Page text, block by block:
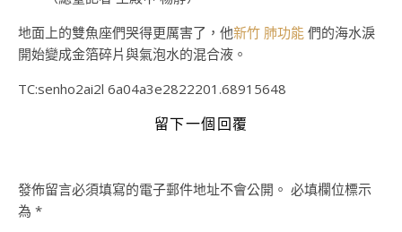
地面上的雙魚座們哭得更厲害了，他新竹 肺功能 們的海水淚
開始變成金箔碎片與氣泡水的混合液。
TC:senho2ai2l 6a04a3e2822201.68915648
留下一個回覆
發佈留言必須填寫的電子郵件地址不會公開。 必填欄位標示
為 *